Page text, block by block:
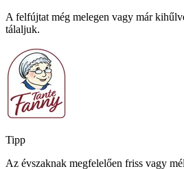
A felfújtat még melegen vagy már
tálaljuk.
Tipp
Az évszaknak megfelelően friss vagy